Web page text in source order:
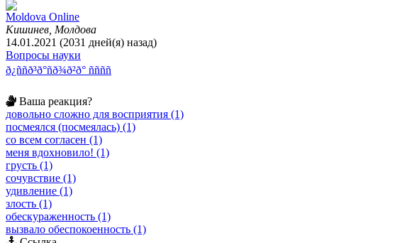
Moldova Online
Кишинев, Молдова
14.01.2021 (2031 дней(я) назад)
Вопросы науки
ð¿ññð³ð°ñð¾ð²ð° ññññ
Ваша реакция?
довольно сложно для восприятия (1)
посмеялся (посмеялась) (1)
со всем согласен (1)
меня вдохновило! (1)
грусть (1)
сочувствие (1)
удивление (1)
злость (1)
обескураженность (1)
вызвало обеспокоенность (1)